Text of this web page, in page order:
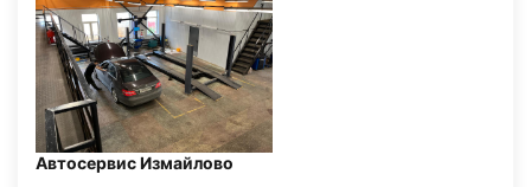
Автосервис Измайлово